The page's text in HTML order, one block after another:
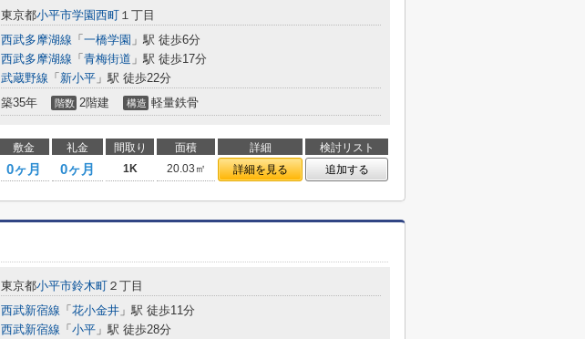
東京都小平市学園西町 １丁目
西武多摩湖線 「 一橋学園 」駅 徒歩6分
西武多摩湖線 「 青梅街道 」駅 徒歩17分
武蔵野線 「 新小平 」駅 徒歩22分
築35年 階数 2階建 構造 軽量鉄骨
敷金 礼金 間取り 面積 詳細
検討リスト
0ヶ月 0ヶ月 1K 20.03㎡ 詳細を見る 追加する
東京都小平市鈴木町 ２丁目
西武新宿線 「 花小金井 」駅 徒歩11分
西武新宿線 「 小平 」駅 徒歩28分